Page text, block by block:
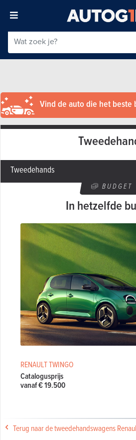
Vind de auto die het beste
Tweedehands
BUDGET
In hetzelfde
RENAULT TWINGO
Catalogusprijs
vanaf € 19.500
Terug naar de tweedehandswagens